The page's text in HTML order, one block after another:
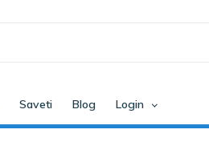
Saveti Blog Login